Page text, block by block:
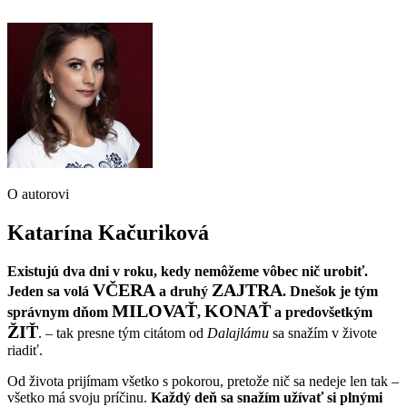
O autorovi
Katarína Kačuriková
Existujú dva dni v roku, kedy nemôžeme vôbec nič urobiť.
Jeden sa volá VČERA a druhý ZAJTRA. Dnešok je tým
správnym dňom MILOVAŤ, KONAŤ a predovšetkým
ŽIŤ. – tak presne tým citátom od Dalajlámu sa snažím v živote
riadiť.
Od života prijímam všetko s pokorou, pretože nič sa nedeje len tak –
všetko má svoju príčinu. Každý deň sa snažím užívať si plnými